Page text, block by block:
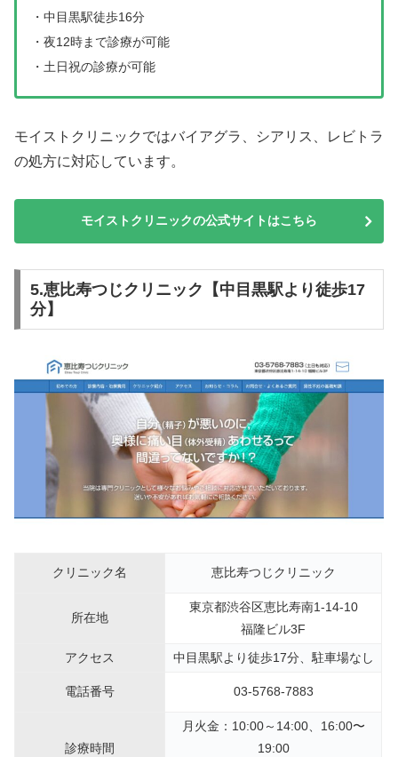
・中目黒駅徒歩16分
・夜12時まで診療が可能
・土日祝の診療が可能
モイストクリニックではバイアグラ、シアリス、レビトラ
の処方に対応しています。
モイストクリニックの公式サイトはこちら
5.恵比寿つじクリニック【中目黒駅より徒歩17
分】
クリニック名 恵比寿つじクリニック
所在地
東京都渋谷区恵比寿南1-14-10
福隆ビル3F
アクセス
中目黒駅より徒歩17分、駐車場なし
電話番号 03-5768-7883
診療時間
月火金：10:00～14:00、16:00〜
19:00